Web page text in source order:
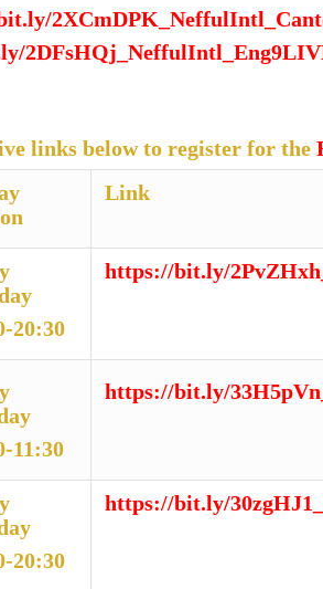
links below to register for the
Link
20:30
https://bit.ly/
11:30
https://bit.ly/
20:30
https://bit.ly/